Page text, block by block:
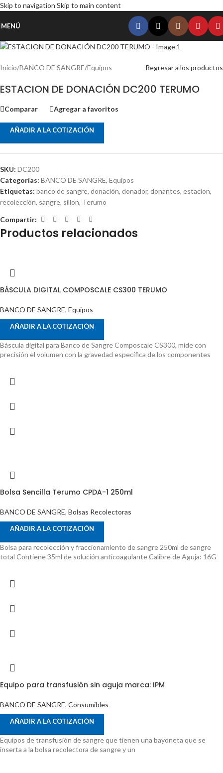
Skip to navigation Skip to main content
MENÚ
Inicio/BANCO DE SANGRE/Equipos Regresar a los productos
ESTACION DE DONACIÓN DC200 TERUMO
Comparar Agregar a favoritos
AÑADIR A LA COTIZACIÓN
SKU: DC200
Categorías: BANCO DE SANGRE, Equipos
Etiquetas: banco de sangre, donación, donador, donantes, estacion,
recolección, sangre, sillon, Terumo
Compartir:
Productos relacionados
BÁSCULA DIGITAL COMPOSCALE CS300 TERUMO
BANCO DE SANGRE, Equipos
AÑADIR A LA COTIZACIÓN
Báscula digital para Banco de Sangre Composcale CS300, mide con
precisión el volumen con la gravedad específica de los componentes
Bolsa Sencilla Terumo CPDA-1 250ml
BANCO DE SANGRE, Bolsas Recolectoras
AÑADIR A LA COTIZACIÓN
Bolsa para recolección y fraccionamiento de sangre 250ml de sangre
total Contiene 35ml de solución anticoagulante Calibre de Aguja: 16G
Equipo para transfusión sin aguja marca: IPM
BANCO DE SANGRE, Consumibles
AÑADIR A LA COTIZACIÓN
Equipos de transfusión de sangre que tienen una bayoneta que se
inserta a la bolsa recolectora de sangre y un